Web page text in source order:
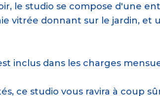
le studio se compose d'une
vitrée donnant sur le jardin,
inclus dans les charges
ce studio vous ravira à coup